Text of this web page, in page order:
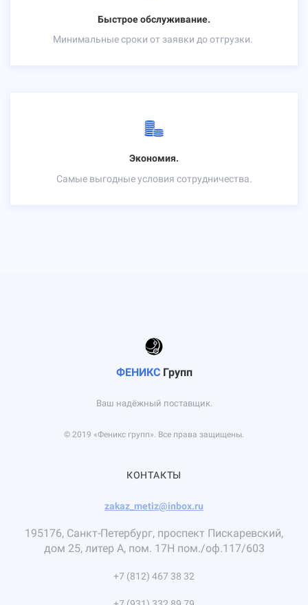
Быстрое обслуживание.
Минимальные сроки от заявки до отгрузки.
Экономия.
Самые выгодные условия сотрудничества.
ФЕНИКС Групп
Ваш надёжный поставщик.
© 2019 «Феникс групп». Все права защищены.
КОНТАКТЫ
zakaz_metiz@inbox.ru
195176, Санкт-Петербург, проспект Пискаревский,
дом 25, литер А, пом. 17Н пом./оф.117/603
+7 (812) 467 38 32